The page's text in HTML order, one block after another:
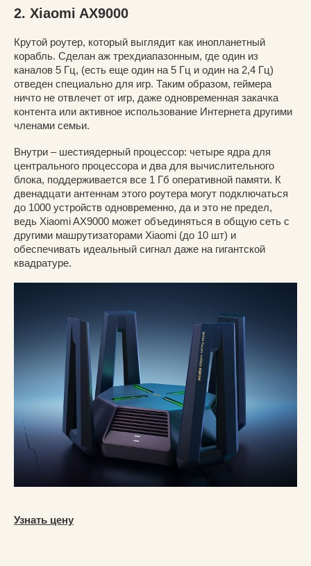
2. Xiaomi AX9000
Крутой роутер, который выглядит как инопланетный
корабль. Сделан аж трехдиапазонным, где один из
каналов 5 Гц, (есть еще один на 5 Гц и один на 2,4 Гц)
отведен специально для игр. Таким образом, геймера
ничто не отвлечет от игр, даже одновременная закачка
контента или активное использование Интернета другими
членами семьи.
Внутри – шестиядерный процессор: четыре ядра для
центрального процессора и два для вычислительного
блока, поддерживается все 1 Гб оперативной памяти. К
двенадцати антеннам этого роутера могут подключаться
до 1000 устройств одновременно, да и это не предел,
ведь Xiaomi AX9000 может объединяться в общую сеть с
другими машрутизаторами Xiaomi (до 10 шт) и
обеспечивать идеальный сигнал даже на гигантской
квадратуре.
Узнать цену